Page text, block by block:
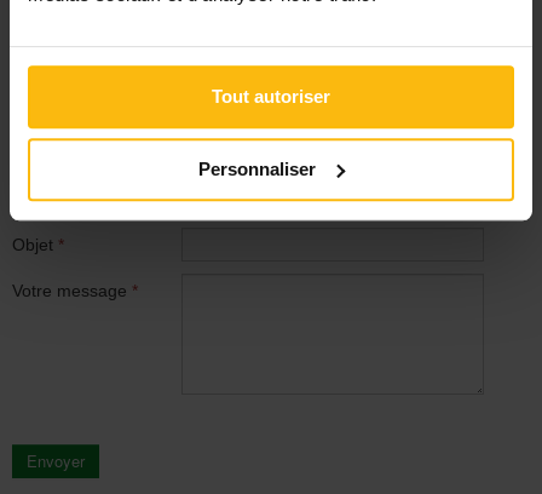
Tout autoriser
Personnaliser
Envoyer un email à : Narration
N'oubliez surtout pas de faire référence au Guide Social :
Votre email*
Objet *
Votre message *
Envoyer